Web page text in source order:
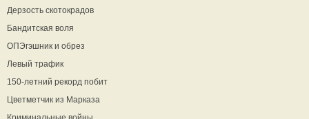
Дерзость скотокрадов
Бандитская воля
ОПЭгэшник и обрез
Левый трафик
150-летний рекорд побит
Цветметчик из Марказа